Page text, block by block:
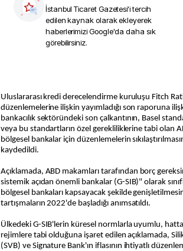
İstanbul Ticaret Gazetesi'i tercih
edilen kaynak olarak ekleyerek
haberlerimizi Google'da daha sık
görebilirsiniz.
Uluslararası kredi derecelendirme kuruluşu Fitch
düzenlemelerine ilişkin yayımladığı son raporuna
bankacılık sektöründeki son çalkantının, Basel
veya bu standartların özel gerekliliklerine tabi olan
bölgesel bankalar için düzenlemelerin
kaydedildi.
Açıklamada, ABD makamları tarafından borç
sistemik açıdan önemli bankalar (G-SIB)" olarak
bölgesel bankaları kapsayacak şekilde
tartışmaların 2022'de başladığı anımsatıldı.
Ülkedeki G-SIB'lerin küresel normlarla uyumlu,
rejimlere tabi olduğuna işaret edilen açıklamada,
(SVB) ve Signature Bank'ın iflasının ihtiyatlı